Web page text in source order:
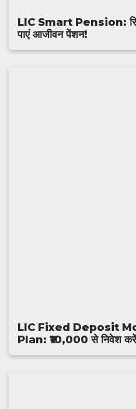
LIC Smart Pension:
पाएं आजीवन पेंशन!
LIC Fixed Deposit
Plan: ₹10,000 से निवेश